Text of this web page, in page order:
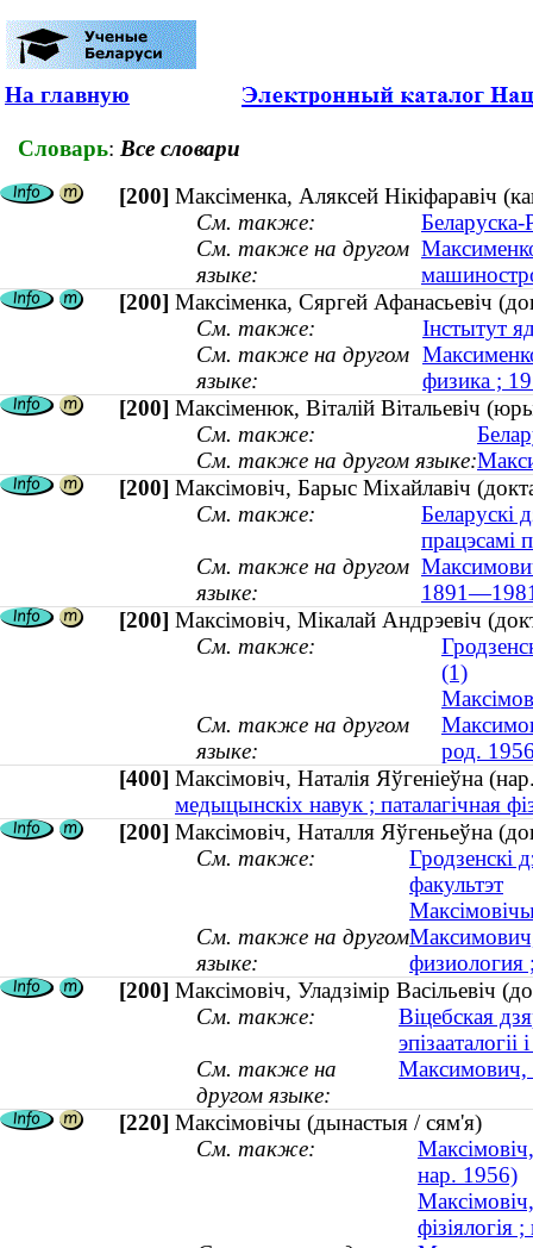
На главную
Словарь: Все словари
[200] Максіменка, Аляксей Нікіфаравіч
См. также:
Беларуска-
См. также на другом
языке:
[200] Максіменка, Сяргей Афанасьевіч
См. также:
Інстытут
См. также на другом
языке:
физика ;
[200] Максіменюк, Віталій Вітальевіч
См. также:
См. также на другом языке:
[200] Максімовіч, Барыс Міхайлавіч
См. также:
Беларускі
працэсамі
См. также на другом
языке:
[200] Максімовіч, Мікалай Андрэевіч
См. также:
(1)
См. также на другом
языке:
род.
[400] Максімовіч, Наталія Яўгеніеўна
медыцынскіх навук ; паталагічная
[200] Максімовіч, Наталля Яўгеньеўна
См. также:
Гродзенскі
факультэт
См. также на другом
языке:
физиология
[200] Максімовіч, Уладзімір Васільевіч
См. также:
Віцебская
См. также на
другом языке:
Максимович,
[220] Максімовічы (дынастыя / сям'я)
См. также:
нар. 1956)
фізіялогія